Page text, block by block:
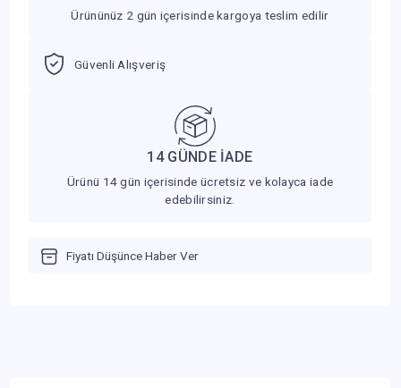
Ürününüz 2 gün içerisinde kargoya teslim edilir
Güvenli Alışveriş
14 GÜNDE İADE
Ürünü 14 gün içerisinde ücretsiz ve kolayca iade
edebilirsiniz.
Fiyatı Düşünce Haber Ver